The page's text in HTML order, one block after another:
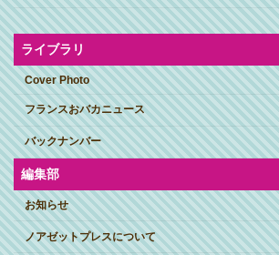
ライブラリ
Cover Photo
フランスおバカニュース
バックナンバー
編集部
お知らせ
ノアゼットプレスについて